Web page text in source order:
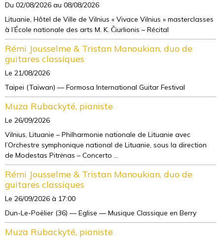
Du 02/08/2026 au 08/08/2026
Lituanie, Hôtel de Ville de Vilnius « Vivace Vilnius » masterclasses
à l’École nationale des arts M. K. Čiurlionis – Récital
Rémi Jousselme & Tristan Manoukian, duo de
guitares classiques
Le 21/08/2026
Taipei (Taïwan) — Formosa International Guitar Festival
Muza Rubackyté, pianiste
Le 26/09/2026
Vilnius, Lituanie – Philharmonie nationale de Lituanie avec
l’Orchestre symphonique national de Lituanie, sous la direction
de Modestas Pitrėnas – Concerto ...
Rémi Jousselme & Tristan Manoukian, duo de
guitares classiques
Le 26/09/2026 à 17:00
Dun-Le-Poëlier (36) — Eglise — Musique Classique en Berry
Muza Rubackyté, pianiste